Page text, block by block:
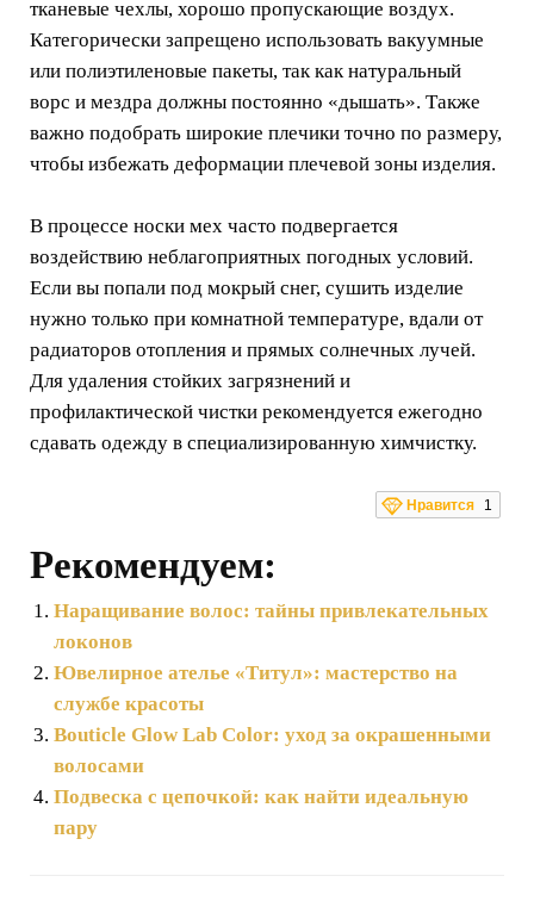
тканевые чехлы, хорошо пропускающие воздух.
Категорически запрещено использовать вакуумные
или полиэтиленовые пакеты, так как натуральный
ворс и мездра должны постоянно «дышать». Также
важно подобрать широкие плечики точно по размеру,
чтобы избежать деформации плечевой зоны изделия.
В процессе носки мех часто подвергается
воздействию неблагоприятных погодных условий.
Если вы попали под мокрый снег, сушить изделие
нужно только при комнатной температуре, вдали от
радиаторов отопления и прямых солнечных лучей.
Для удаления стойких загрязнений и
профилактической чистки рекомендуется ежегодно
сдавать одежду в специализированную химчистку.
Нравится 1
Рекомендуем:
Наращивание волос: тайны привлекательных
локонов
Ювелирное ателье «Титул»: мастерство на
службе красоты
Bouticle Glow Lab Color: уход за окрашенными
волосами
Подвеска с цепочкой: как найти идеальную
пару